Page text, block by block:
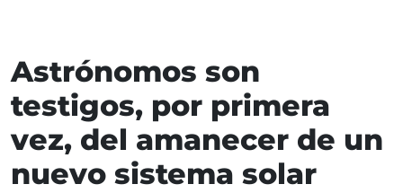
Astrónomos son
testigos, por primera
vez, del amanecer de un
nuevo sistema solar